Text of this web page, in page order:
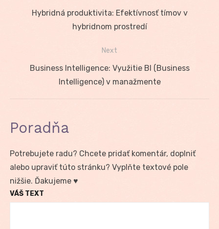
Navigácia
PreviousHybridná produktivita: Efektívnosť tímov v
hybridnom prostredí
Next
NextBusiness Intelligence: Využitie BI (Business
Intelligence) v manažmente
Poradňa
Potrebujete radu? Chcete pridať komentár, doplniť
alebo upraviť túto stránku? Vyplňte textové pole
nižšie. Ďakujeme ♥
VÁŠ TEXT